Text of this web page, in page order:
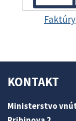
Faktúry
KONTAKT
Ministerstvo